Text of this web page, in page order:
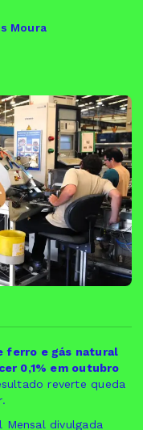
Moura
ferro e gás natural
0,1% em outubro
reverte queda
Mensal divulgada